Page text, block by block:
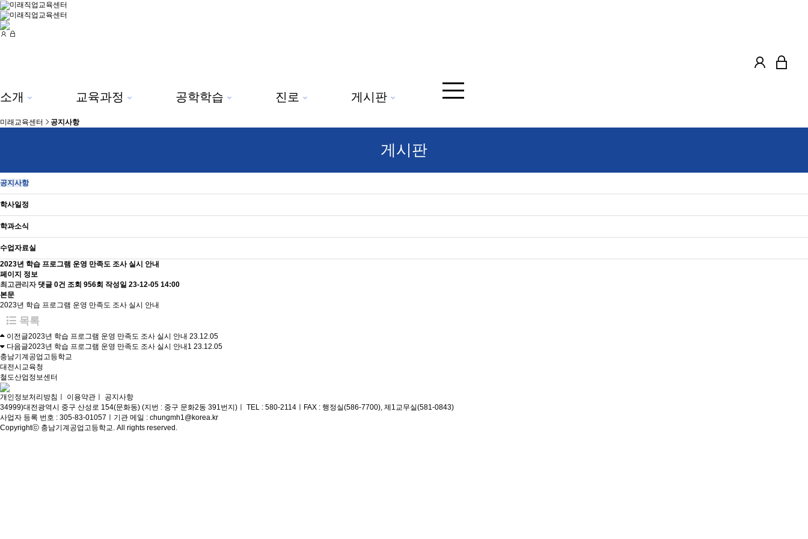
미래직업교육센터
미래직업교육센터
소개 교육과정 공학학습 진로 게시판
미래교육센터 공지사항
게시판
공지사항
학사일정
학과소식
수업자료실
2023년 학습 프로그램 운영 만족도 조사 실시 안내
페이지 정보
최고관리자 댓글 0건 조회 956회 작성일 23-12-05 14:00
본문
2023년 학습 프로그램 운영 만족도 조사 실시 안내
목록
이전글2023년 학습 프로그램 운영 만족도 조사 실시 안내 23.12.05
다음글2023년 학습 프로그램 운영 만족도 조사 실시 안내1 23.12.05
충남기계공업고등학교
대전시교육청
철도산업정보센터
개인정보처리방침 이용약관
공지사항
34999)대전광역시 중구 산성로 154(문화동) (지번 : 중구 문화2동 391번지)
TEL : 580-2114
FAX : 행정실(586-7700), 제1교무실(581-0843)
사업자 등록 번호 : 305-83-01057
기관 메일 : chungmh1@korea.kr
Copyrightⓒ 충남기계공업고등학교. All rights reserved.